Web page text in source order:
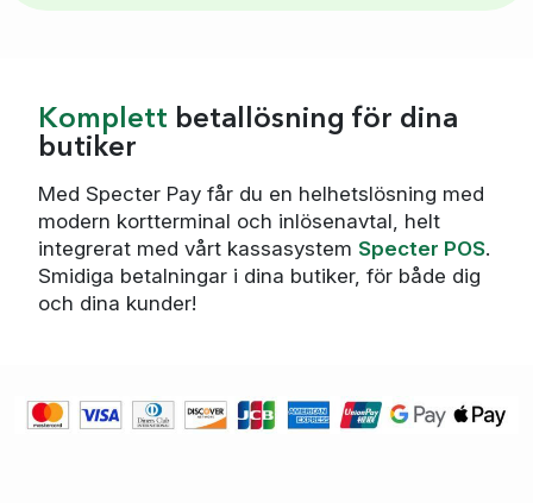
Komplett betallösning för dina
butiker
Med Specter Pay får du en helhetslösning med
modern kortterminal och inlösenavtal, helt
integrerat med vårt kassasystem Specter POS.
Smidiga betalningar i dina butiker, för både dig
och dina kunder!